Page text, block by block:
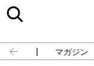
占い マガジン